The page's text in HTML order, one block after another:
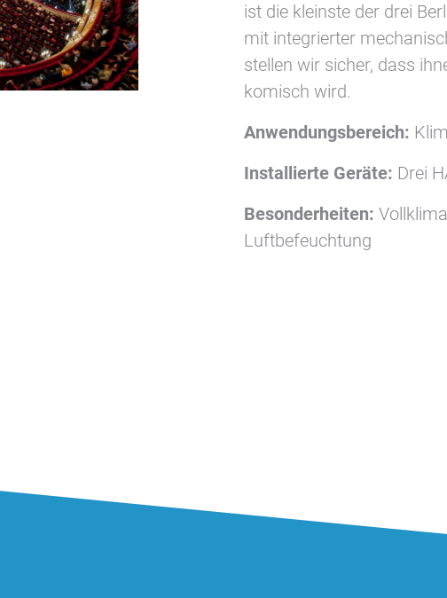
ist die kleinste der drei
mit integrierter
stellen wir sicher, dass
komisch wird.
Anwendungsbereich:
Installierte Geräte: Drei
Besonderheiten:
Luftbefeuchtung
anonym.
wie